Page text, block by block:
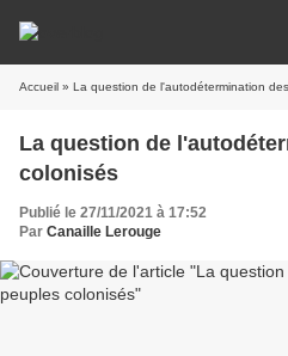
Accueil » La question de l'autodétermination
La question de
colonisés
Publié le 27/11/2021 à 17:52
Par Canaille Lerouge